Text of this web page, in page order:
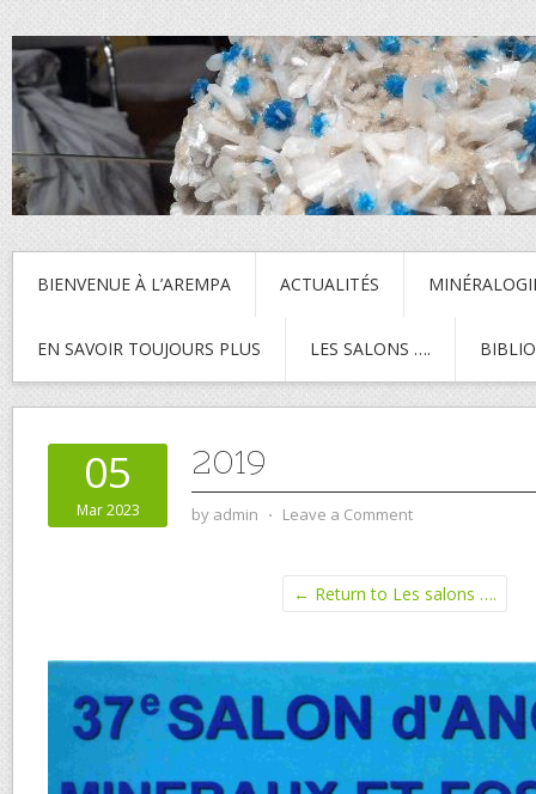
BIENVENUE À L’AREMPA ACTUALITÉS
EN SAVOIR TOUJOURS PLUS LES SALONS ….
05
Mar 2023
2019
by admin ⋅ Leave a Comment
← Return to Les salons ….